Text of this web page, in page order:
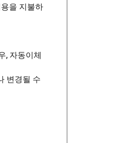
을 지불하
, 자동이체
변경될 수